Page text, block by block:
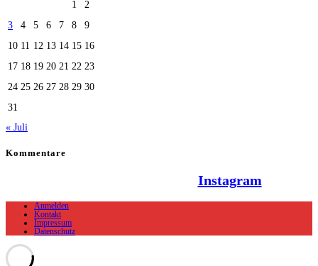
1
2
3
4 5 6 7 8
9
10 11 12 13 14 15 16
17 18 19 20 21 22 23
24 25 26 27 28 29 30
31
« Juli
Kommentare
Instagram
Anmelden
Kontakt
Impressum
Datenschutz